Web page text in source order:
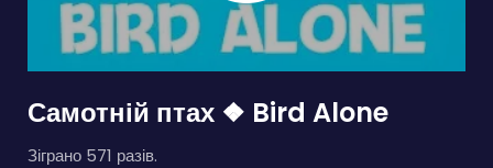
Самотній птах ❖ Bird Alone
Зіграно 571 разів.